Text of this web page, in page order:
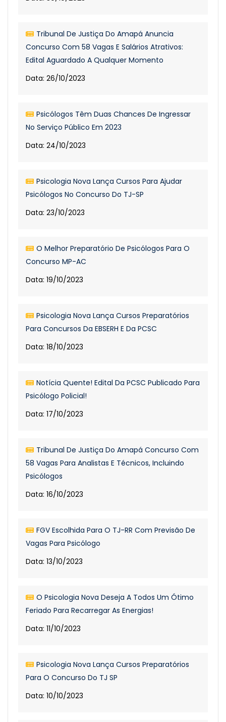
Tribunal De Justiça Do Amapá Anuncia
Concurso Com 58 Vagas E Salários Atrativos:
Edital Aguardado A Qualquer Momento
Data: 26/10/2023
Psicólogos Têm Duas Chances De Ingressar
No Serviço Público Em 2023
Data: 24/10/2023
Psicologia Nova Lança Cursos Para Ajudar
Psicólogos No Concurso Do TJ-SP
Data: 23/10/2023
O Melhor Preparatório De Psicólogos Para O
Concurso MP-AC
Data: 19/10/2023
Psicologia Nova Lança Cursos Preparatórios
Para Concursos Da EBSERH E Da PCSC
Data: 18/10/2023
Notícia Quente! Edital Da PCSC Publicado Para
Psicólogo Policial!
Data: 17/10/2023
Tribunal De Justiça Do Amapá Concurso Com
58 Vagas Para Analistas E Técnicos, Incluindo
Psicólogos
Data: 16/10/2023
FGV Escolhida Para O TJ-RR Com Previsão De
Vagas Para Psicólogo
Data: 13/10/2023
O Psicologia Nova Deseja A Todos Um Ótimo
Feriado Para Recarregar As Energias!
Data: 11/10/2023
Psicologia Nova Lança Cursos Preparatórios
Para O Concurso Do TJ SP
Data: 10/10/2023